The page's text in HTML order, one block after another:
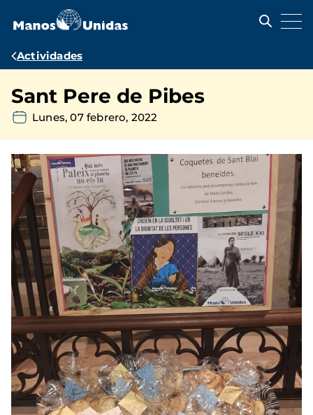
contenido
Ruta
navegación
Actividades
Sant Pere de Pibes
Lunes, 07 febrero, 2022